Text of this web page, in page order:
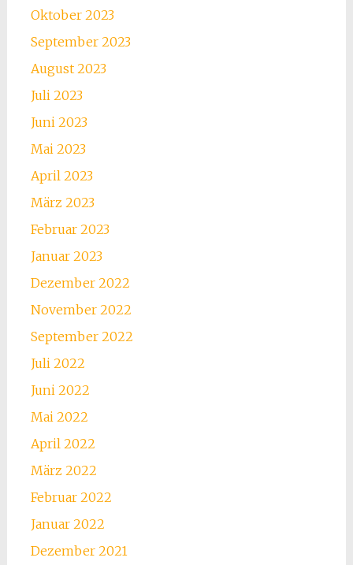
Oktober 2023
September 2023
August 2023
Juli 2023
Juni 2023
Mai 2023
April 2023
März 2023
Februar 2023
Januar 2023
Dezember 2022
November 2022
September 2022
Juli 2022
Juni 2022
Mai 2022
April 2022
März 2022
Februar 2022
Januar 2022
Dezember 2021